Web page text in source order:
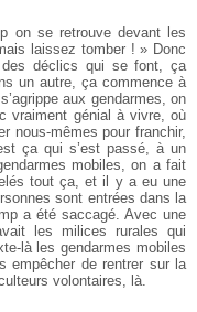
on se retrouve devant les
laissez tomber ! » Donc
déclics qui se font, ça
un autre, ça commence à
aux gendarmes, on
vraiment génial à vivre, où
nous-mêmes pour franchir,
ça qui s’est passé, à un
mobiles, on a fait
tout ça, et il y a eu une
sont entrées dans la
a été saccagé. Avec une
les milices rurales qui
là les gendarmes mobiles
empêcher de rentrer sur la
volontaires, là.